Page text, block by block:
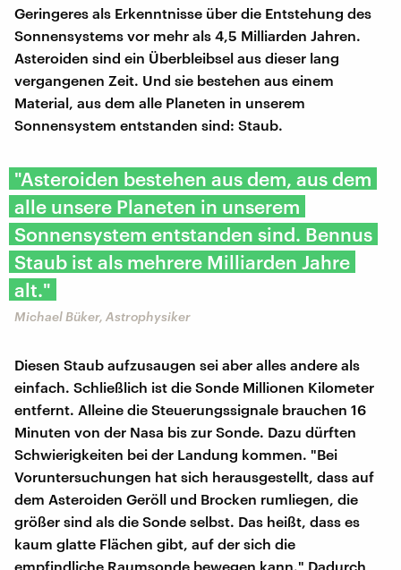
Geringeres als Erkenntnisse über die Entstehung des
Sonnensystems vor mehr als 4,5 Milliarden Jahren.
Asteroiden sind ein Überbleibsel aus dieser lang
vergangenen Zeit. Und sie bestehen aus einem
Material, aus dem alle Planeten in unserem
Sonnensystem entstanden sind: Staub.
"Asteroiden bestehen aus dem, aus dem
alle unsere Planeten in unserem
Sonnensystem entstanden sind. Bennus
Staub ist als mehrere Milliarden Jahre
alt."
Michael Büker, Astrophysiker
Diesen Staub aufzusaugen sei aber alles andere als
einfach. Schließlich ist die Sonde Millionen Kilometer
entfernt. Alleine die Steuerungssignale brauchen 16
Minuten von der Nasa bis zur Sonde. Dazu dürften
Schwierigkeiten bei der Landung kommen. "Bei
Voruntersuchungen hat sich herausgestellt, dass auf
dem Asteroiden Geröll und Brocken rumliegen, die
größer sind als die Sonde selbst. Das heißt, dass es
kaum glatte Flächen gibt, auf der sich die
empfindliche Raumsonde bewegen kann." Dadurch